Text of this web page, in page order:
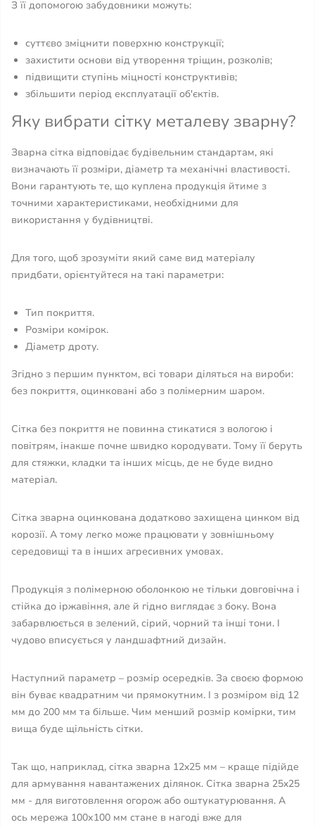
З її допомогою забудовники можуть:
суттєво зміцнити поверхню конструкції;
захистити основи від утворення тріщин, розколів;
підвищити ступінь міцності конструктивів;
збільшити період експлуатації об'єктів.
Яку вибрати сітку металеву зварну?
Зварна сітка відповідає будівельним стандартам, які
визначають її розміри, діаметр та механічні властивості.
Вони гарантують те, що куплена продукція йтиме з
точними характеристиками, необхідними для
використання у будівництві.
Для того, щоб зрозуміти який саме вид матеріалу
придбати, орієнтуйтеся на такі параметри:
Тип покриття.
Розміри комірок.
Діаметр дроту.
Згідно з першим пунктом, всі товари діляться на вироби:
без покриття, оцинковані або з полімерним шаром.
Сітка без покриття не повинна стикатися з вологою і
повітрям, інакше почне швидко кородувати. Тому її беруть
для стяжки, кладки та інших місць, де не буде видно
матеріал.
Сітка зварна оцинкована додатково захищена цинком від
корозії. А тому легко може працювати у зовнішньому
середовищі та в інших агресивних умовах.
Продукція з полімерною оболонкою не тільки довговічна і
стійка до іржавіння, але й гідно виглядає з боку. Вона
забарвлюється в зелений, сірий, чорний та інші тони. І
чудово вписується у ландшафтний дизайн.
Наступний параметр – розмір осередків. За своєю формою
він буває квадратним чи прямокутним. І з розміром від 12
мм до 200 мм та більше. Чим менший розмір комірки, тим
вища буде щільність сітки.
Так що, наприклад, сітка зварна 12x25 мм – краще підійде
для армування навантажених ділянок. Сітка зварна 25x25
мм - для виготовлення огорож або оштукатурювання. А
ось мережа 100х100 мм стане в нагоді вже для